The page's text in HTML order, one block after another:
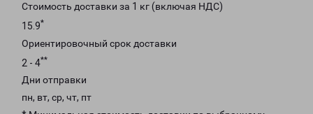
Стоимость доставки за 1 кг (включая НДС)
15.9*
Ориентировочный срок доставки
2 - 4**
Дни отправки
пн, вт, ср, чт, пт